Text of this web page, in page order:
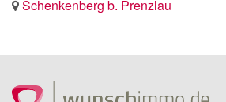
Schenkenberg b. Prenzlau